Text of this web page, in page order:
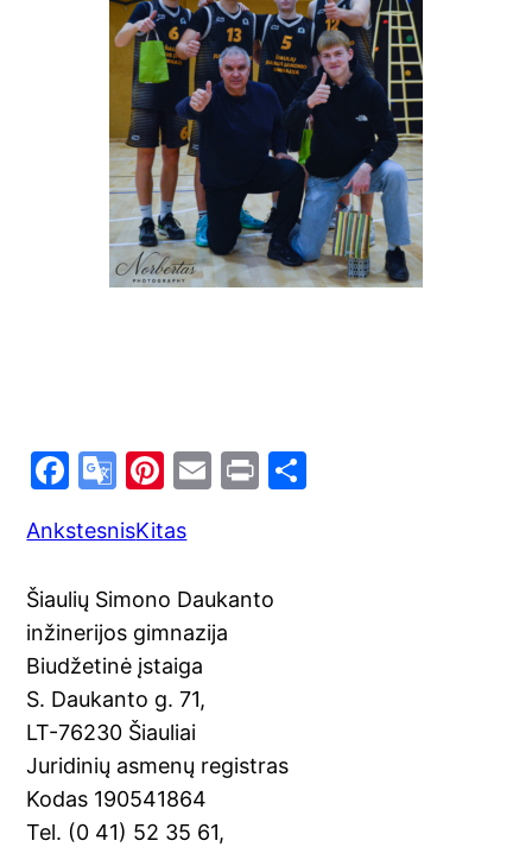
F
c
e
b
o
o
k
G
o
gl
e
Tr
a
n
sl
at
Pi
er
e
st
E
l
Pr
AnkstesnisKitas
Šiaulių Simono Daukanto
inžinerijos gimnazija
Biudžetinė įstaiga
S. Daukanto g. 71,
LT-76230 Šiauliai
Juridinių asmenų registras
Kodas 190541864
Tel. (0 41) 52 35 61,